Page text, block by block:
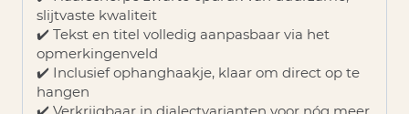
slijtvaste kwaliteit
✔️ Tekst en titel volledig aanpasbaar via het
opmerkingenveld
✔️ Inclusief ophanghaakje, klaar om direct op te
hangen